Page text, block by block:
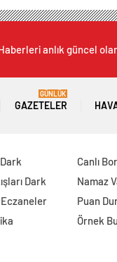
anlık güncel
GAZETELER
GÜNLÜK
Dark
Canlı
Namaz
Puan
Örnek